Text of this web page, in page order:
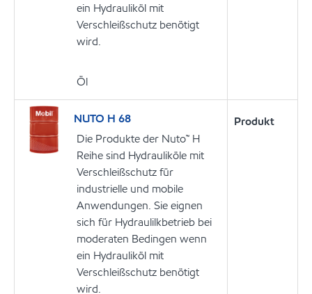
ein Hydrauliköl mit
Verschleißschutz benötigt
wird.
Öl
NUTO H 68
Die Produkte der Nuto™ H
Reihe sind Hydrauliköle mit
Verschleißschutz für
industrielle und mobile
Anwendungen. Sie eignen
sich für Hydraulilkbetrieb bei
moderaten Bedingen wenn
ein Hydrauliköl mit
Verschleißschutz benötigt
wird.
Produkt